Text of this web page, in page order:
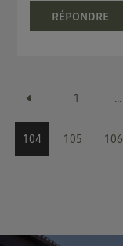
RÉPONDRE
1 ...
104 105 106